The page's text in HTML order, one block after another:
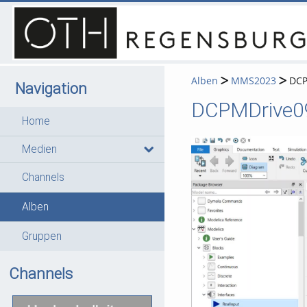
Navigation
Home
Medien
Channels
Alben
Gruppen
Channels
Alben MMS2023